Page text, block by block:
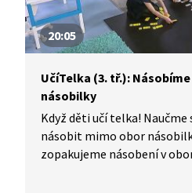
20:05
UčíTelka (3. tř.):
násobilky
Když děti učí telka! Naučme
násobit mimo obor
zopakujeme násobení v